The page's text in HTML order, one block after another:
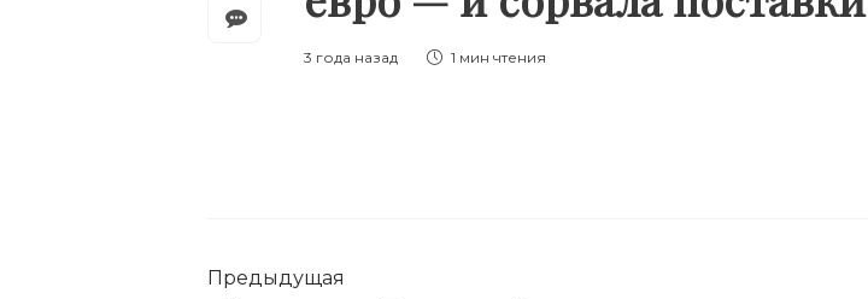
3 года назад 1 мин чтения
Предыдущая